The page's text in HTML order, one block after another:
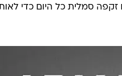
זקפה סמלית כל היום כדי